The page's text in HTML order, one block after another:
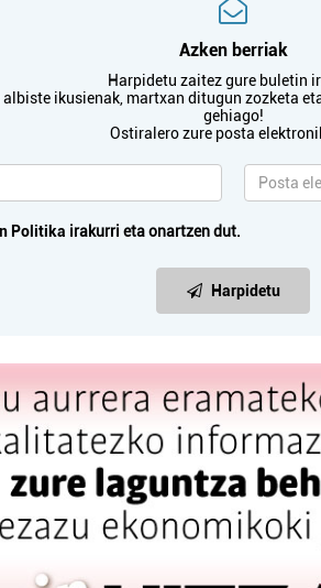
Azken berriak
Harpidetu zaitez gure buletin
ikusienak, martxan ditugun zozketa
gehiago!
Ostiralero zure posta
Politika irakurri eta onartzen dut.
Harpidetu